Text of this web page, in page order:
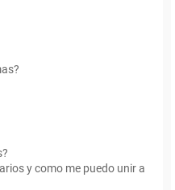
y como me puedo unir a